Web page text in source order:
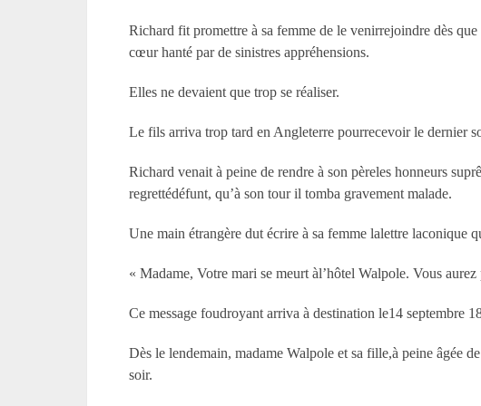
Richard fit promettre à sa femme de le venirrejoindre dès
cœur hanté par de sinistres appréhensions.
Elles ne devaient que trop se réaliser.
Le fils arriva trop tard en Angleterre pourrecevoir le dernier
Richard venait à peine de rendre à son pèreles honneurs
regrettédéfunt, qu’à son tour il tomba gravement malade.
Une main étrangère dut écrire à sa femme lalettre laconique
« Madame, Votre mari se meurt àl’hôtel Walpole. Vous
Ce message foudroyant arriva à destination le14 septembre
Dès le lendemain, madame Walpole et sa fille,à peine âgée
soir.